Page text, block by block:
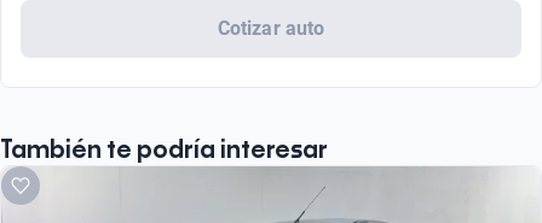
Cotizar auto
También te podría interesar